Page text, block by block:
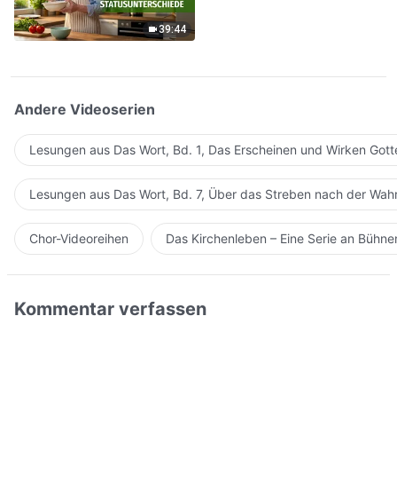
39:44
Andere Videoserien
Lesungen aus Das Wort, Bd. 1, Das Erscheinen und Wirken
Lesungen aus Das Wort, Bd. 7, Über das Streben nach der
Chor-Videoreihen Das Kirchenleben – Eine Serie an
Kommentar verfassen